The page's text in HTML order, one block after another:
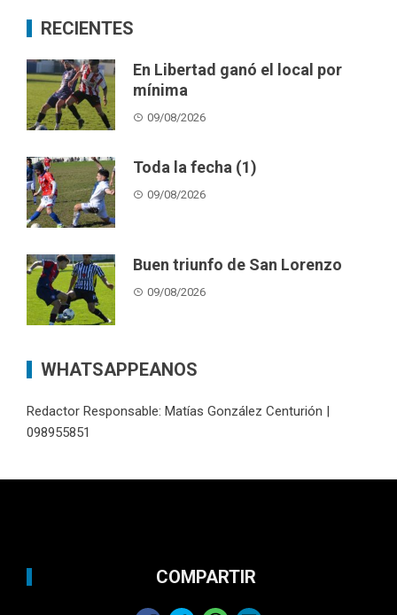
RECIENTES
En Libertad ganó el local por
mínima
09/08/2026
Toda la fecha (1)
09/08/2026
Buen triunfo de San Lorenzo
09/08/2026
WHATSAPPEANOS
Redactor Responsable: Matías González Centurión |
098955851
COMPARTIR